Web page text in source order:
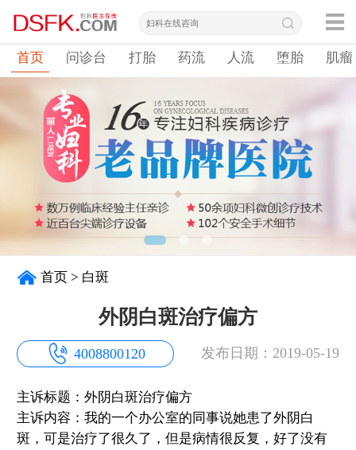
首页 问诊台 打胎 药流 人流 堕胎 肌瘤
首页 > 白斑
外阴白斑治疗偏方
4008800120 发布日期：2019-05-19
主诉标题：外阴白斑治疗偏方
主诉内容：我的一个办公室的同事说她患了外阴白
斑，可是治疗了很久了，但是病情很反复，好了没有